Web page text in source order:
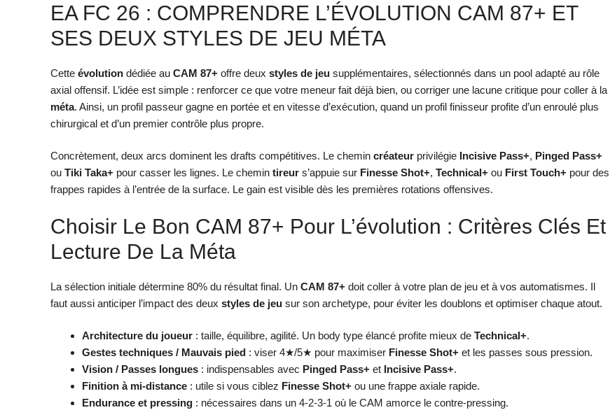
EA FC 26 : COMPRENDRE L’ÉVOLUTION CAM 87+ ET
SES DEUX STYLES DE JEU MÉTA
Cette évolution dédiée au CAM 87+ offre deux styles de jeu supplémentaires, sélectionnés dans un pool adapté au rôle
axial offensif. L’idée est simple : renforcer ce que votre meneur fait déjà bien, ou corriger une lacune critique pour coller à la
méta. Ainsi, un profil passeur gagne en portée et en vitesse d’exécution, quand un profil finisseur profite d’un enroulé plus
chirurgical et d’un premier contrôle plus propre.
Concrètement, deux arcs dominent les drafts compétitives. Le chemin créateur privilégie Incisive Pass+, Pinged Pass+
ou Tiki Taka+ pour casser les lignes. Le chemin tireur s’appuie sur Finesse Shot+, Technical+ ou First Touch+ pour des
frappes rapides à l’entrée de la surface. Le gain est visible dès les premières rotations offensives.
Choisir Le Bon CAM 87+ Pour L’évolution : Critères Clés Et
Lecture De La Méta
La sélection initiale détermine 80% du résultat final. Un CAM 87+ doit coller à votre plan de jeu et à vos automatismes. Il
faut aussi anticiper l’impact des deux styles de jeu sur son archetype, pour éviter les doublons et optimiser chaque atout.
Architecture du joueur : taille, équilibre, agilité. Un body type élancé profite mieux de Technical+.
Gestes techniques / Mauvais pied : viser 4★/5★ pour maximiser Finesse Shot+ et les passes sous pression.
Vision / Passes longues : indispensables avec Pinged Pass+ et Incisive Pass+.
Finition à mi-distance : utile si vous ciblez Finesse Shot+ ou une frappe axiale rapide.
Endurance et pressing : nécessaires dans un 4-2-3-1 où le CAM amorce le contre-pressing.